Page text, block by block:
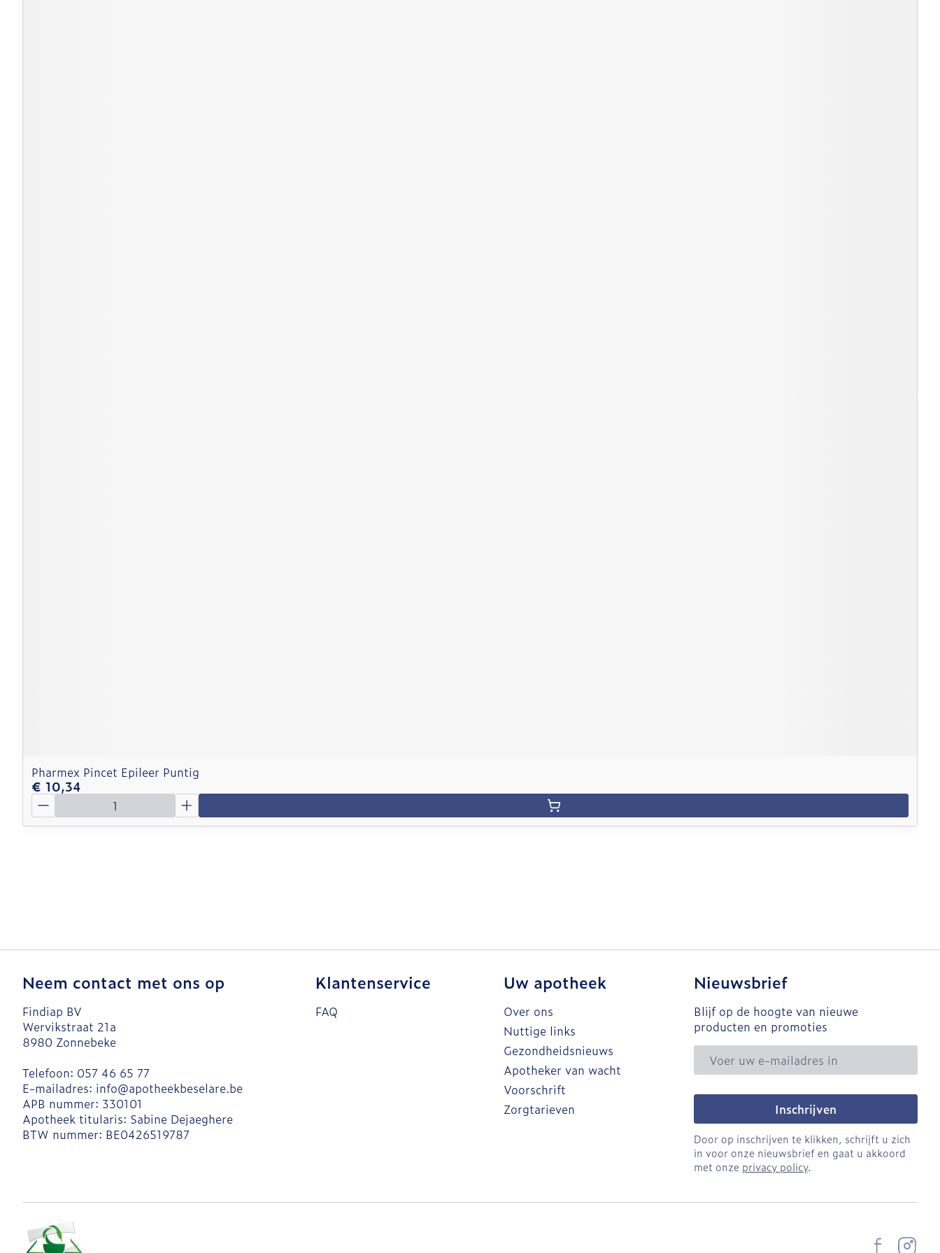
Pharmex Pincet Epileer Puntig
€ 10,34
Aantal
Neem contact met ons op
Findiap BV
Wervikstraat 21a
8980 Zonnebeke
Telefoon: 057 46 65 77
E-mailadres: info@apotheekbeselare.be
APB nummer: 330101
Apotheek titularis: Sabine Dejaeghere
BTW nummer: BE0426519787
Klantenservice
FAQ
Uw apotheek
Over ons
Nuttige links
Gezondheidsnieuws
Apotheker van wacht
Voorschrift
Zorgtarieven
Nieuwsbrief
Blijf op de hoogte van nieuwe
producten en promoties
E-mail adres
Inschrijven
Door op inschrijven te klikken, schrijft u zich
in voor onze nieuwsbrief en gaat u akkoord
met onze privacy policy.